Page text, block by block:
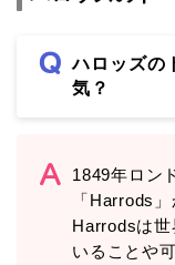
ハロッズの
気？
1849年ロン
「Harrods
Harrodsは世
いることや